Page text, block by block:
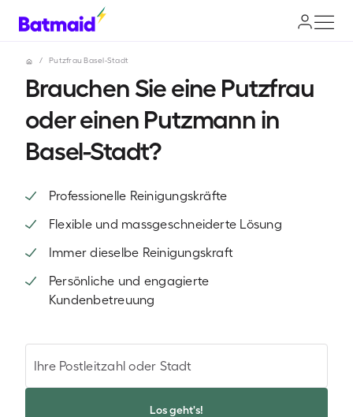
/ Putzfrau Basel-Stadt
Brauchen Sie eine Putzfrau
oder einen Putzmann in
Basel-Stadt?
Professionelle Reinigungskräfte
Flexible und massgeschneiderte Lösung
Immer dieselbe Reinigungskraft
Persönliche und engagierte
Kundenbetreuung
Ihre Postleitzahl oder Stadt
Los geht's!